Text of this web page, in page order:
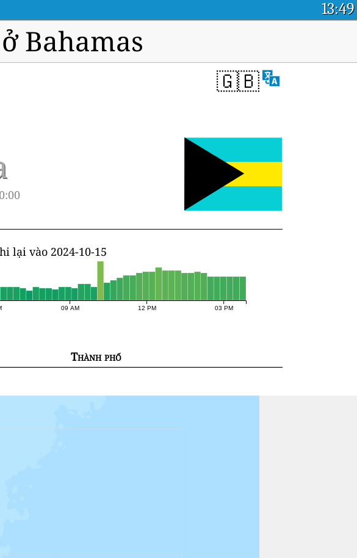
13:49
Bahamas
🇬🇧
lại vào 2024-10-15
09 AM 12 PM 03 PM
Thành phố